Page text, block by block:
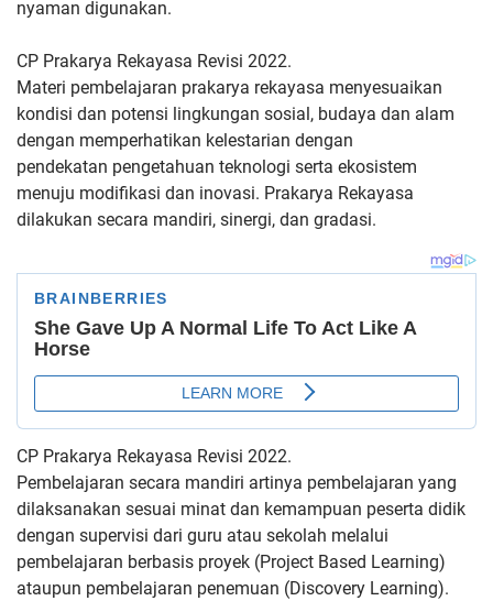
nyaman digunakan.
CP Prakarya Rekayasa Revisi 2022.
Materi pembelajaran prakarya rekayasa menyesuaikan
kondisi dan potensi lingkungan sosial, budaya dan alam
dengan memperhatikan kelestarian dengan
pendekatan pengetahuan teknologi serta ekosistem
menuju modifikasi dan inovasi. Prakarya Rekayasa
dilakukan secara mandiri, sinergi, dan gradasi.
CP Prakarya Rekayasa Revisi 2022.
Pembelajaran secara mandiri artinya pembelajaran yang
dilaksanakan sesuai minat dan kemampuan peserta didik
dengan supervisi dari guru atau sekolah melalui
pembelajaran berbasis proyek (Project Based Learning)
ataupun pembelajaran penemuan (Discovery Learning).